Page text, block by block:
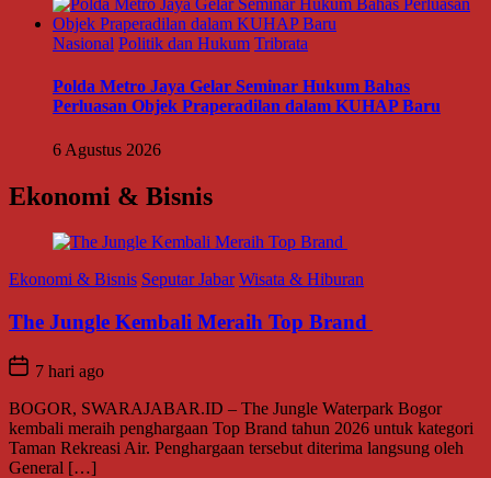
Nasional Politik dan Hukum Tribrata
Polda Metro Jaya Gelar Seminar Hukum Bahas
Perluasan Objek Praperadilan dalam KUHAP Baru
6 Agustus 2026
Ekonomi & Bisnis
Ekonomi & Bisnis Seputar Jabar Wisata & Hiburan
The Jungle Kembali Meraih Top Brand
7 hari ago
BOGOR, SWARAJABAR.ID – The Jungle Waterpark Bogor
kembali meraih penghargaan Top Brand tahun 2026 untuk kategori
Taman Rekreasi Air. Penghargaan tersebut diterima langsung oleh
General […]